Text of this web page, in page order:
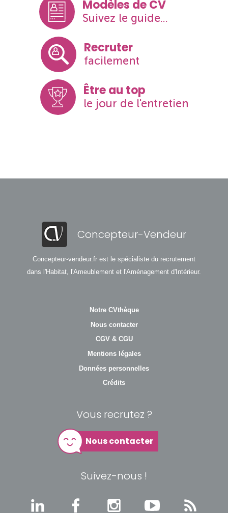
Modèles de CV
Suivez le guide...
Recruter
facilement
Être au top
le jour de l'entretien
Concepteur-Vendeur
Concepteur-vendeur.fr est le spécialiste du recrutement
dans l'Habitat, l'Ameublement et l'Aménagement d'Intérieur.
Notre CVthèque
Nous contacter
CGV & CGU
Mentions légales
Données personnelles
Crédits
Vous recrutez ?
Nous contacter
Suivez-nous !